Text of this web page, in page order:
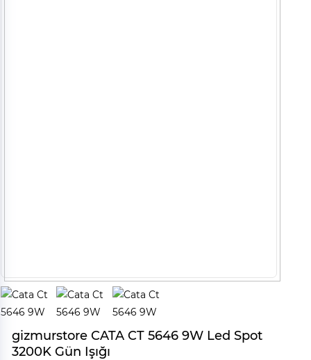
gizmurstore CATA CT 5646 9W Led Spot
3200K Gün Işığı